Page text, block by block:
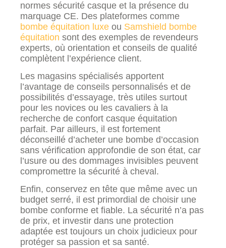
normes sécurité casque et la présence du
marquage CE. Des plateformes comme
bombe équitation luxe ou Samshield bombe
équitation sont des exemples de revendeurs
experts, où orientation et conseils de qualité
complètent l’expérience client.
Les magasins spécialisés apportent
l’avantage de conseils personnalisés et de
possibilités d’essayage, très utiles surtout
pour les novices ou les cavaliers à la
recherche de confort casque équitation
parfait. Par ailleurs, il est fortement
déconseillé d’acheter une bombe d’occasion
sans vérification approfondie de son état, car
l’usure ou des dommages invisibles peuvent
compromettre la sécurité à cheval.
Enfin, conservez en tête que même avec un
budget serré, il est primordial de choisir une
bombe conforme et fiable. La sécurité n’a pas
de prix, et investir dans une protection
adaptée est toujours un choix judicieux pour
protéger sa passion et sa santé.